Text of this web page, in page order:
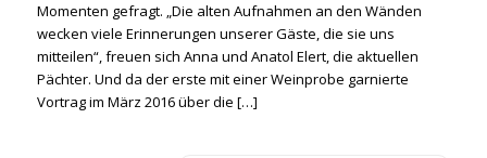
Momenten gefragt. „Die alten Aufnahmen an den Wänden
wecken viele Erinnerungen unserer Gäste, die sie uns
mitteilen“, freuen sich Anna und Anatol Elert, die aktuellen
Pächter. Und da der erste mit einer Weinprobe garnierte
Vortrag im März 2016 über die […]